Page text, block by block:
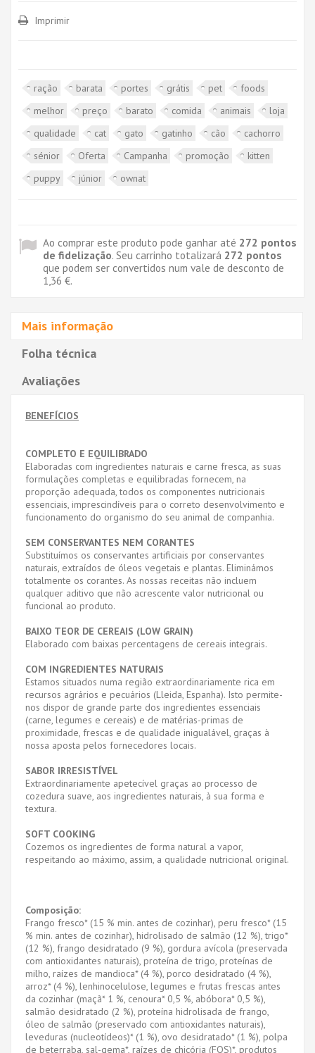
Imprimir
ração barata portes grátis pet
foods
melhor
preço barato comida animais
loja
qualidade
cat gato gatinho cão
cachorro
sénior
Oferta Campanha promoção
kitten
puppy
júnior ownat
Ao comprar este produto pode ganhar até 272 pontos
de fidelização. Seu carrinho totalizará 272 pontos
que podem ser convertidos num vale de desconto de
1,36 €.
Mais informação
Folha técnica
Avaliações
BENEFÍCIOS
COMPLETO E EQUILIBRADO
Elaboradas com ingredientes naturais e carne fresca, as suas
formulações completas e equilibradas fornecem, na
proporção adequada, todos os componentes nutricionais
essenciais, imprescindíveis para o correto desenvolvimento e
funcionamento do organismo do seu animal de companhia.
SEM CONSERVANTES NEM CORANTES
Substituímos os conservantes artificiais por conservantes
naturais, extraídos de óleos vegetais e plantas. Eliminámos
totalmente os corantes. As nossas receitas não incluem
qualquer aditivo que não acrescente valor nutricional ou
funcional ao produto.
BAIXO TEOR DE CEREAIS (LOW GRAIN)
Elaborado com baixas percentagens de cereais integrais.
COM INGREDIENTES NATURAIS
Estamos situados numa região extraordinariamente rica em
recursos agrários e pecuários (Lleida, Espanha). Isto permite-
nos dispor de grande parte dos ingredientes essenciais
(carne, legumes e cereais) e de matérias-primas de
proximidade, frescas e de qualidade inigualável, graças à
nossa aposta pelos fornecedores locais.
SABOR IRRESISTÍVEL
Extraordinariamente apetecível graças ao processo de
cozedura suave, aos ingredientes naturais, à sua forma e
textura.
SOFT COOKING
Cozemos os ingredientes de forma natural a vapor,
respeitando ao máximo, assim, a qualidade nutricional original.
Composição:
Frango fresco* (15 % min. antes de cozinhar), peru fresco* (15
% min. antes de cozinhar), hidrolisado de salmão (12 %), trigo*
(12 %), frango desidratado (9 %), gordura avícola (preservada
com antioxidantes naturais), proteína de trigo, proteínas de
milho, raízes de mandioca* (4 %), porco desidratado (4 %),
arroz* (4 %), lenhinocelulose, legumes e frutas frescas antes
da cozinhar (maçã* 1 %, cenoura* 0,5 %, abóbora* 0,5 %),
salmão desidratado (2 %), proteína hidrolisada de frango,
óleo de salmão (preservado com antioxidantes naturais),
leveduras (nucleotídeos)* (1 %), ovo desidratado* (1 %), polpa
de beterraba, sal-gema*, raízes de chicória (FOS)*, produtos